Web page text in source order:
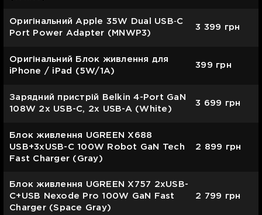
Оригінальний Apple 35W Dual USB‑C
Port Power Adapter (MNWP3)
3 399 грн
Оригінальний Блок живлення для
iPhone / iPad (5W/1A)
399 грн
Зарядний пристрій Belkin 4-Port GaN
108W 2x USB-C, 2x USB-A (White)
3 699 грн
Блок живлення UGREEN X688
USB+3xUSB-C 100W Robot GaN Tech
Fast Charger (Gray)
2 899 грн
Блок живлення UGREEN X757 2xUSB-
C+USB Nexode Pro 100W GaN Fast
Charger (Space Gray)
2 799 грн